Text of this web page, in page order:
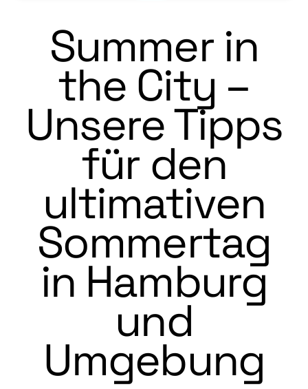
Summer in
the City –
Unsere Tipps
für den
ultimativen
Sommertag
in Hamburg
und
Umgebung